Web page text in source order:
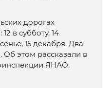
дорогах
в субботу, 14
15 декабря. Два
Об этом рассказали в
ЯНАО.